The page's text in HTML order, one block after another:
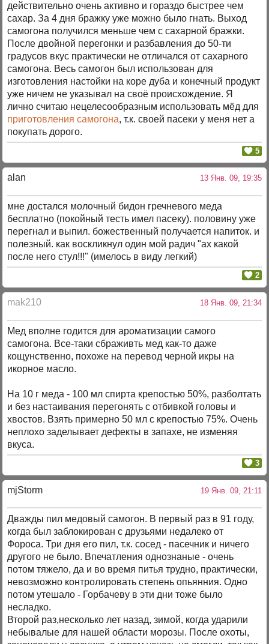
действительно очень активно и гораздо быстрее чем
сахар. За 4 дня бражку уже можно было гнать. Выход
самогона получился меньше чем с сахарной бражки.
После двойной перегонки и разбавления до 50-ти
градусов вкус практически не отличался от сахарного
самогона. Весь самогон был использован для
изготовления настойки на коре дуба и конечный продукт
уже ничем не указывал на своё происхождение. Я
лично считаю нецелесообразным использовать мёд для
приготовления самогона, т.к. своей пасеки у меня нет а
покупать дорого.
5
alan 13 Янв. 09, 19:35
мне достался молочный бидон гречневого меда
бесплатно (покойный тесть имел пасеку). половину уже
перегнал и выпил. божественный получается напиток. и
полезный. как воскликнул один мой радич "ах какой
после него стул!!!" (имелось в виду легкий)
2
mak210 18 Янв. 09, 21:34
Мед вполне годится для ароматизации самого
самогона. Все-таки сбраживть мед как-то даже
кощунственно, похоже на перевод черной икры на
икорное масло.
На 10 г меда - 100 мл спирта крепостью 50%, разболтать
и без настаивания перегонять с отбивкой головы и
хвостов. Взять примерно 50 мл с крепостью 75%. Очень
неплохо заделывает дефекты в запахе, не изменяя
вкуса.
3
mjStоrm 19 Янв. 09, 21:11
Дважды пил медовый самогон. В первый раз в 91 году,
когда был заблокирован с друзьями недалеко от
Фороса. Три дня его пил, т.к. сосед - пасечник и ничего
другого не было. Впечатления однознаные - очень
потом тяжело, да и во время питья трудно, практически,
невозможно контролировать степень опьянния. Одно
потом утешало - Горбачеву в эти дни тоже было
несладко.
Второй раз,несколько лет назад, зимой, когда ударили
небывалые для нашей области морозы. После охоты,